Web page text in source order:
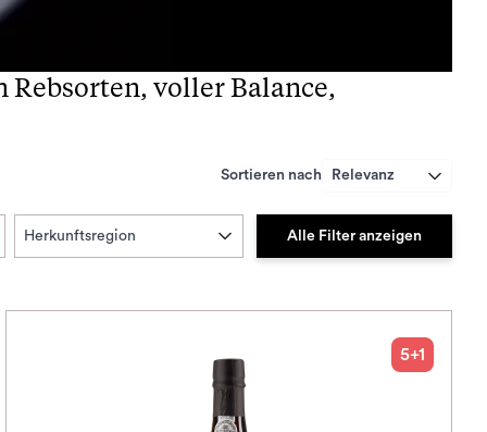
Rebsorten, voller Balance,
Sortieren nach Relevanz
Herkunftsregion Alle Filter anzeigen
5+1